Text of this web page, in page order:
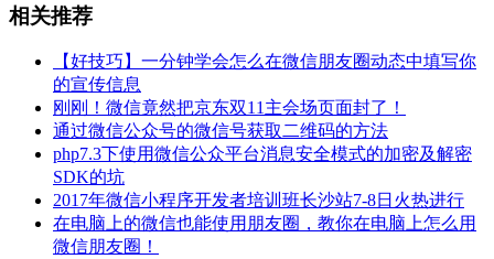
相关推荐
【好技巧】一分钟学会怎么在微信朋友圈动态中填写你
的宣传信息
刚刚！微信竟然把京东双11主会场页面封了！
通过微信公众号的微信号获取二维码的方法
php7.3下使用微信公众平台消息安全模式的加密及解密
SDK的坑
2017年微信小程序开发者培训班长沙站7-8日火热进行
在电脑上的微信也能使用朋友圈，教你在电脑上怎么用
微信朋友圈！